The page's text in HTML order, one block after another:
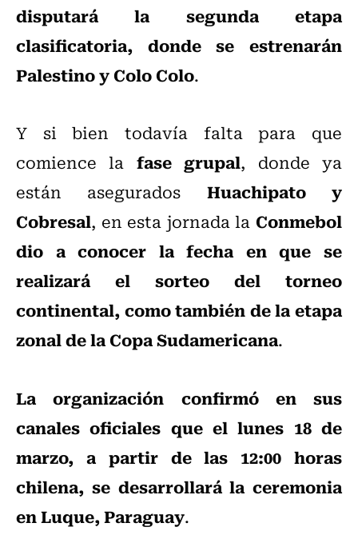
disputará la segunda etapa
clasificatoria, donde se estrenarán
Palestino y Colo Colo.
Y si bien todavía falta para que
comience la fase grupal, donde ya
están asegurados Huachipato y
Cobresal, en esta jornada la Conmebol
dio a conocer la fecha en que se
realizará el sorteo del torneo
continental, como también de la etapa
zonal de la Copa Sudamericana.
La organización confirmó en sus
canales oficiales que el lunes 18 de
marzo, a partir de las 12:00 horas
chilena, se desarrollará la ceremonia
en Luque, Paraguay.